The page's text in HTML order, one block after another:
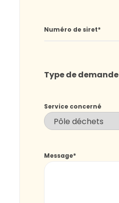
Numéro de siret*
Type de demande
Service concerné
Message*